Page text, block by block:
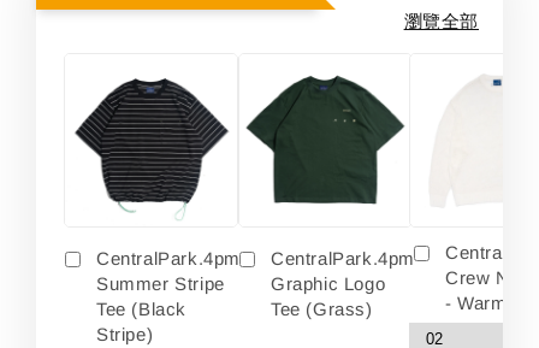
瀏覽全部
CentralPark.4pm
Summer Stripe
Tee (Black
Stripe)
CentralPark.4pm
Graphic Logo
Tee (Grass)
Crew
- Warm